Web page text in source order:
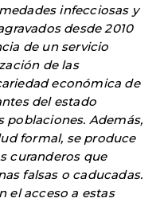
infecciosas y
desde 2010
de un servicio
de las
económica de
del estado
poblaciones. Además,
formal, se produce
curanderos que
falsas o caducadas.
el acceso a estas